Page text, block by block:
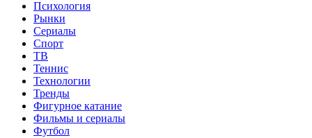
Психология
Рынки
Сериалы
Спорт
ТВ
Теннис
Технологии
Тренды
Фигурное катание
Фильмы и сериалы
Футбол